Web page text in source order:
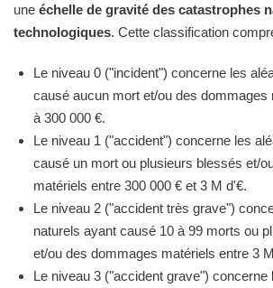
une échelle de gravité des catastrophes
technologiques. Cette classification
Le niveau 0 ("incident") concerne les
causé aucun mort et/ou des dommages
à 300 000 €.
Le niveau 1 ("accident") concerne les
causé un mort ou plusieurs blessés et/
matériels entre 300 000 € et 3 M d'€.
Le niveau 2 ("accident très grave")
naturels ayant causé 10 à 99 morts ou
et/ou des dommages matériels entre 3
Le niveau 3 ("accident grave") concerne